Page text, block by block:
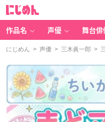
作品名 声優 舞台俳
にじめん > 声優 > 三木眞一郎 >